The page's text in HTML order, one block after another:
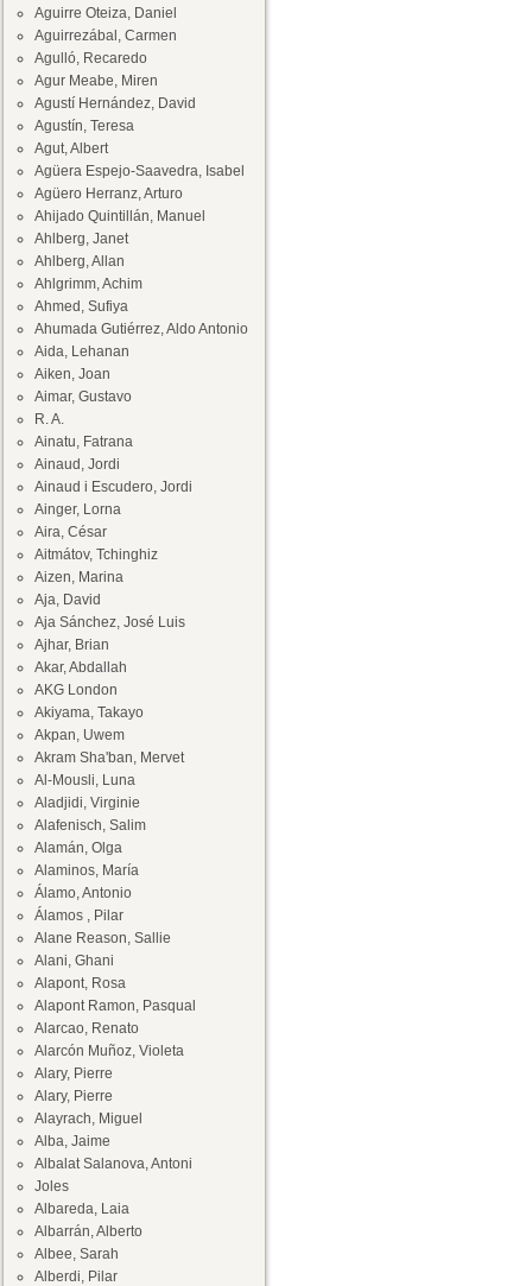
Aguirre Oteiza, Daniel
Aguirrezábal, Carmen
Agulló, Recaredo
Agur Meabe, Miren
Agustí Hernández, David
Agustín, Teresa
Agut, Albert
Agüera Espejo-Saavedra, Isabel
Agüero Herranz, Arturo
Ahijado Quintillán, Manuel
Ahlberg, Janet
Ahlberg, Allan
Ahlgrimm, Achim
Ahmed, Sufiya
Ahumada Gutiérrez, Aldo Antonio
Aida, Lehanan
Aiken, Joan
Aimar, Gustavo
R. A.
Ainatu, Fatrana
Ainaud, Jordi
Ainaud i Escudero, Jordi
Ainger, Lorna
Aira, César
Aitmátov, Tchinghiz
Aizen, Marina
Aja, David
Aja Sánchez, José Luis
Ajhar, Brian
Akar, Abdallah
AKG London
Akiyama, Takayo
Akpan, Uwem
Akram Sha'ban, Mervet
Al-Mousli, Luna
Aladjidi, Virginie
Alafenisch, Salim
Alamán, Olga
Alaminos, María
Álamo, Antonio
Álamos , Pilar
Alane Reason, Sallie
Alani, Ghani
Alapont, Rosa
Alapont Ramon, Pasqual
Alarcao, Renato
Alarcón Muñoz, Violeta
Alary, Pierre
Alary, Pierre
Alayrach, Miguel
Alba, Jaime
Albalat Salanova, Antoni
Joles
Albareda, Laia
Albarrán, Alberto
Albee, Sarah
Alberdi, Pilar